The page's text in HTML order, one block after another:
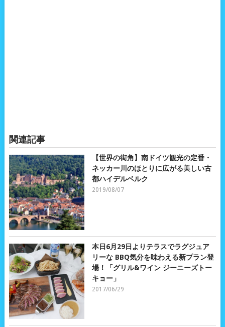
関連記事
【世界の街角】南ドイツ観光の定番・
ネッカー川のほとりに広がる美しい古
都ハイデルベルク
2019/08/07
本日6月29日よりテラスでラグジュア
リーな BBQ気分を味わえる新プラン登
場！「グリル&ワイン ジーニーズトー
キョー」
2017/06/29